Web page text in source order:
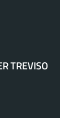
TREVISO